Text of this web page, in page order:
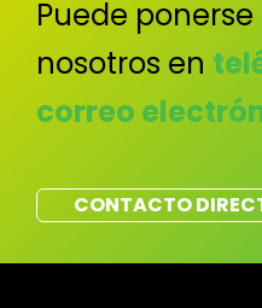
Puede
nosotros en
correo
CONTACTO